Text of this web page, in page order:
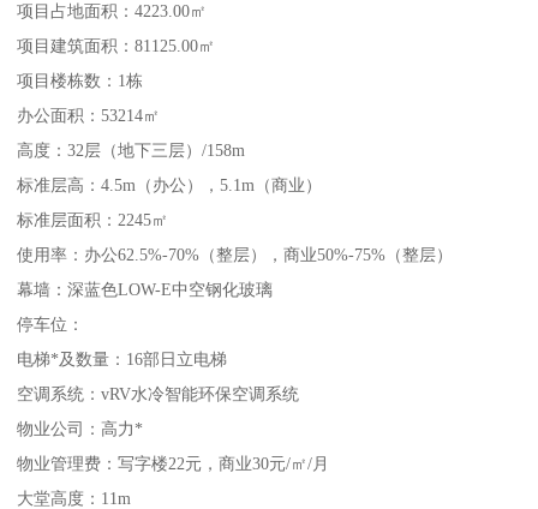
项目占地面积：4223.00㎡
项目建筑面积：81125.00㎡
项目楼栋数：1栋
办公面积：53214㎡
高度：32层（地下三层）/158m
标准层高：4.5m（办公），5.1m（商业）
标准层面积：2245㎡
使用率：办公62.5%-70%（整层），商业50%-75%（整层）
幕墙：深蓝色LOW-E中空钢化玻璃
停车位：
电梯*及数量：16部日立电梯
空调系统：vRV水冷智能环保空调系统
物业公司：高力*
物业管理费：写字楼22元，商业30元/㎡/月
大堂高度：11m